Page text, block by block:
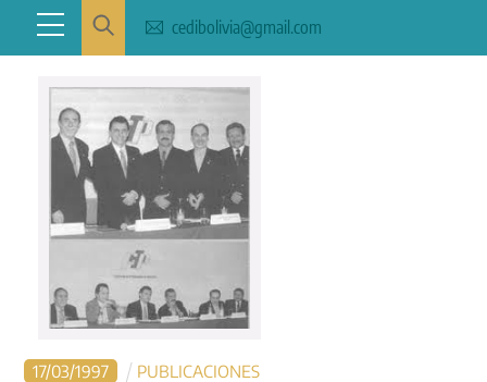
content
Menu cedibolivia@gmail.com
17/03/1997 PUBLICACIONES